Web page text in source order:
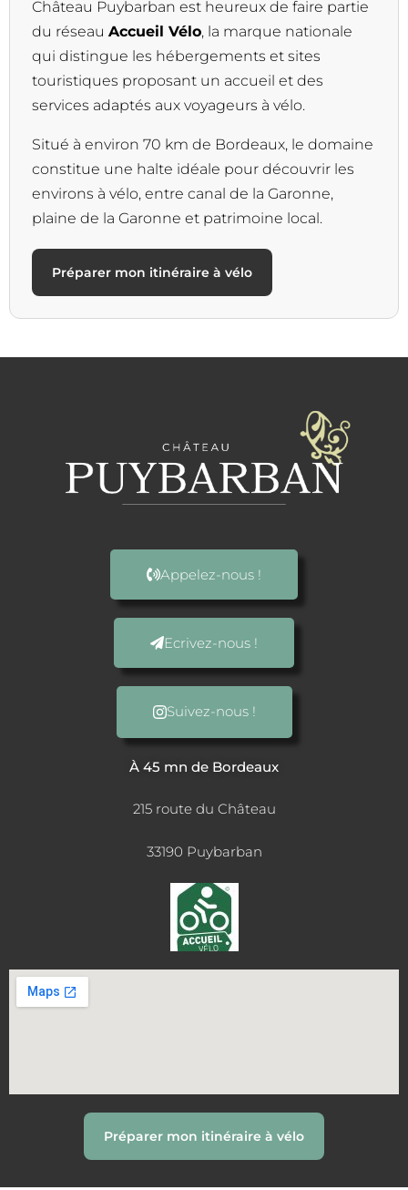
Château Puybarban est heureux de faire partie
du réseau Accueil Vélo, la marque nationale
qui distingue les hébergements et sites
touristiques proposant un accueil et des
services adaptés aux voyageurs à vélo.
Situé à environ 70 km de Bordeaux, le domaine
constitue une halte idéale pour découvrir les
environs à vélo, entre canal de la Garonne,
plaine de la Garonne et patrimoine local.
Préparer mon itinéraire à vélo
Appelez-nous !
Ecrivez-nous !
Suivez-nous !
À 45 mn de Bordeaux
215 route du Château
33190 Puybarban
Préparer mon itinéraire à vélo